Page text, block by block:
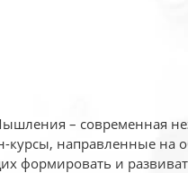
– современная
курсы, направленные на
формировать и